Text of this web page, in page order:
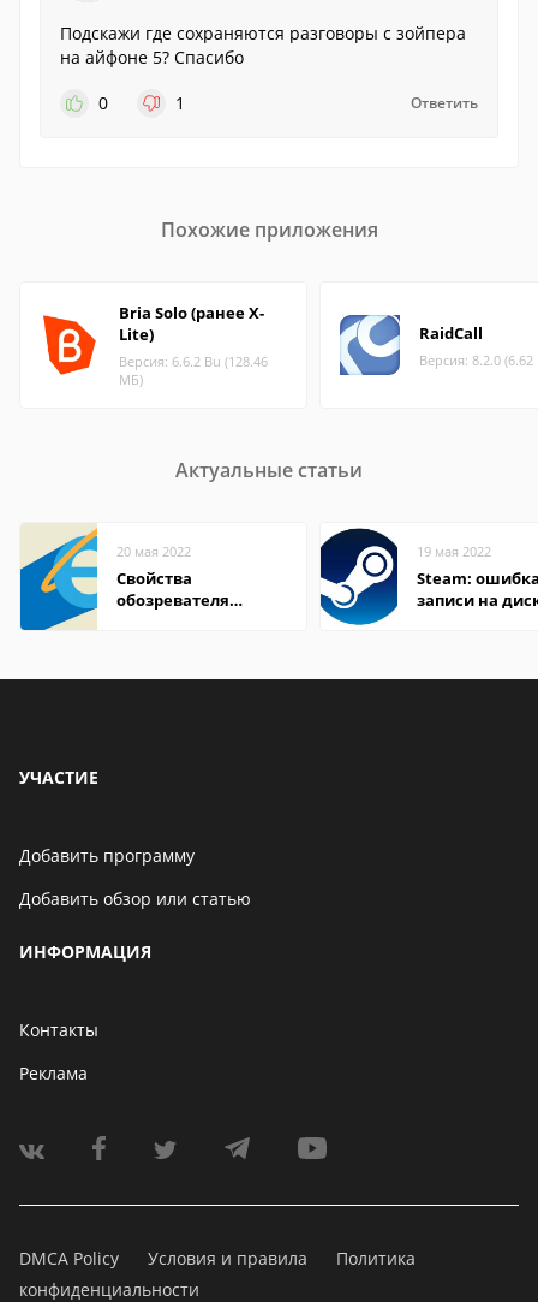
Подскажи где сохраняются разговоры с зойпера
на айфоне 5? Спасибо
0
1 Ответить
Похожие приложения
Bria Solo (ранее X-
Lite)
Версия: 6.6.2 Bu (128.46
МБ)
RaidCall
Версия: 8.2.0
Актуальные статьи
20 мая 2022
Свойства
обозревателя
19 мая 2022
Steam:
записи на
УЧАСТИЕ
Добавить программу
Добавить обзор или статью
ИНФОРМАЦИЯ
Контакты
Реклама
DMCA Policy Условия и правила
Политика
конфиденциальности